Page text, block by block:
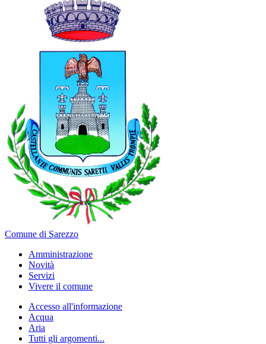
Comune di Sarezzo
Amministrazione
Novità
Servizi
Vivere il comune
Accesso all'informazione
Acqua
Aria
Tutti gli argomenti...